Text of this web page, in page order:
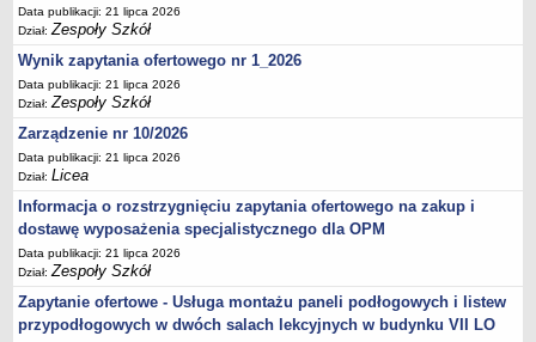
Data publikacji: 21 lipca 2026
Dział:Zespoły Szkół
Wynik zapytania ofertowego nr 1_2026
Data publikacji: 21 lipca 2026
Dział:Zespoły Szkół
Zarządzenie nr 10/2026
Data publikacji: 21 lipca 2026
Dział:Licea
Informacja o rozstrzygnięciu zapytania ofertowego na zakup i
dostawę wyposażenia specjalistycznego dla OPM
Data publikacji: 21 lipca 2026
Dział:Zespoły Szkół
Zapytanie ofertowe - Usługa montażu paneli podłogowych i listew
przypodłogowych w dwóch salach lekcyjnych w budynku VII LO